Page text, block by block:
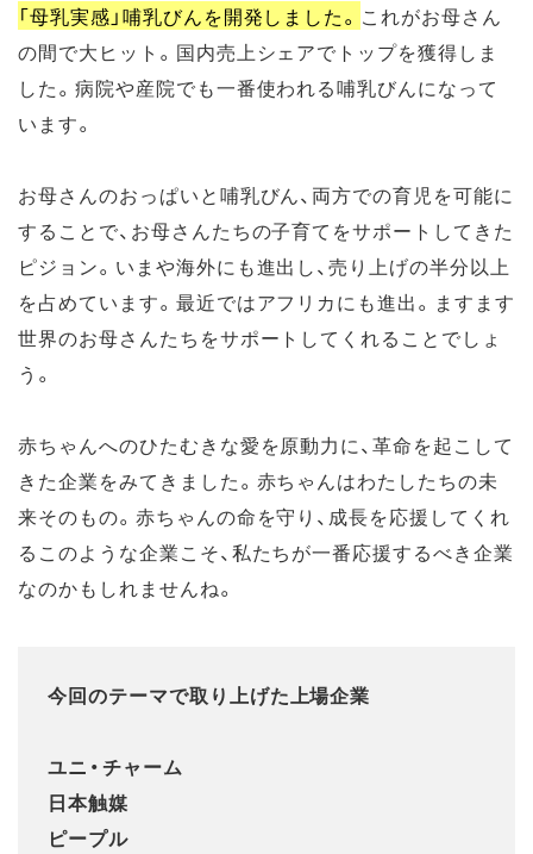
「母乳実感」哺乳びんを開発しました。 これがお母さん
の間で大ヒット。国内売上シェアでトップを獲得しま
した。病院や産院でも一番使われる哺乳びんになって
います。
お母さんのおっぱいと哺乳びん、両方での育児を可能に
することで、お母さんたちの子育てをサポートしてきた
ピジョン。いまや海外にも進出し、売り上げの半分以上
を占めています。最近ではアフリカにも進出。ますます
世界のお母さんたちをサポートしてくれることでしょ
う。
赤ちゃんへのひたむきな愛を原動力に、革命を起こして
きた企業をみてきました。赤ちゃんはわたしたちの未
来そのもの。赤ちゃんの命を守り、成長を応援してくれ
るこのような企業こそ、私たちが一番応援するべき企業
なのかもしれませんね。
今回のテーマで取り上げた上場企業
ユニ・チャーム
日本触媒
ピープル